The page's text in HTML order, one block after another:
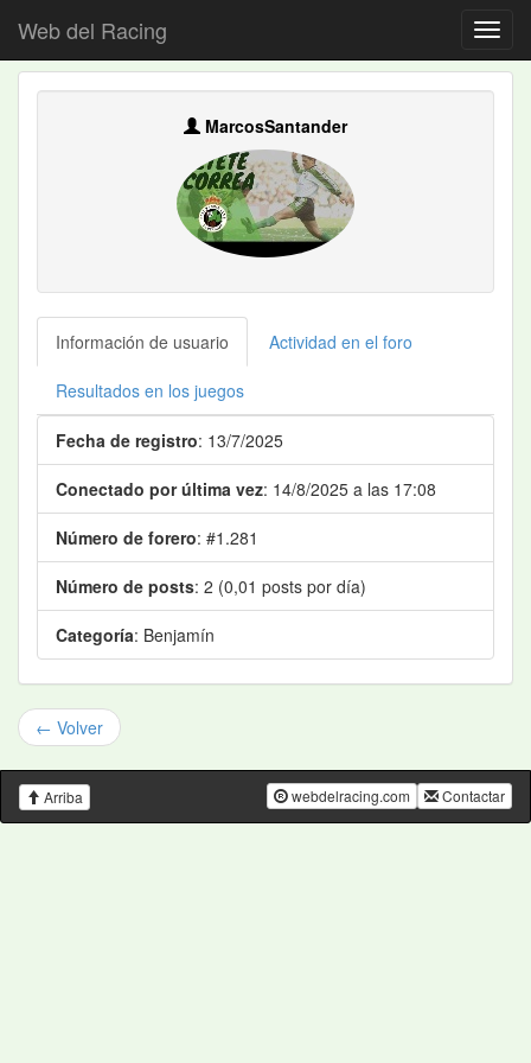
Web del Racing
MarcosSantander
Información de usuario Actividad en el foro
Resultados en los juegos
Fecha de registro: 13/7/2025
Conectado por última vez: 14/8/2025 a las 17:08
Número de forero: #1.281
Número de posts: 2 (0,01 posts por día)
Categoría: Benjamín
← Volver
Contactar
webdelracing.com
Arriba